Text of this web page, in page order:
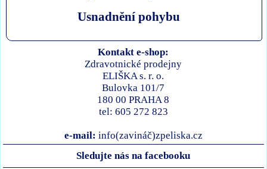
Usnadnění pohybu
Kontakt e-shop:
Zdravotnické prodejny
ELIŠKA s. r. o.
Bulovka 101/7
180 00 PRAHA 8
tel: 605 272 823
e-mail: info(zavináč)zpeliska.cz
Sledujte nás na facebooku